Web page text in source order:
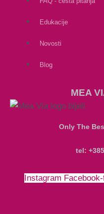
Edukacije
Novosti
Blog
MEA
Only The
tel:
Instagram